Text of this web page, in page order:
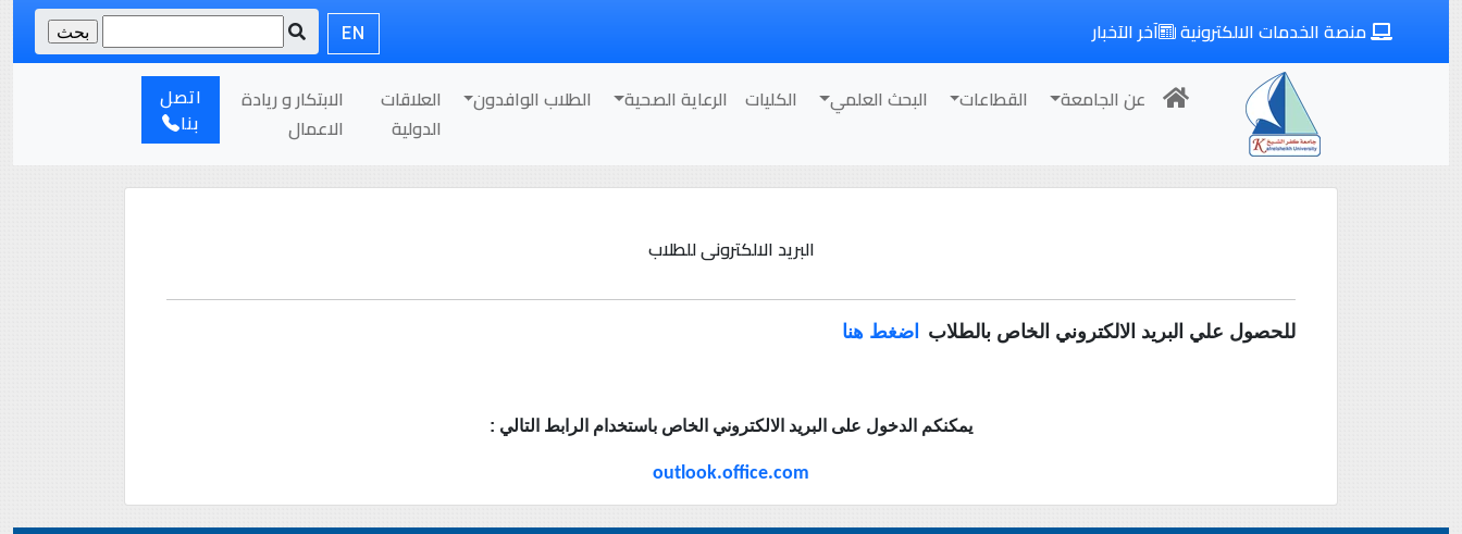
آخر الآخبار منصة الخدمات الالكترونية EN
عن الجامعة القطاعات البحث العلمي الكليات الرعاية الصحية الطلاب الوافدون
العلاقات
الدولية
الابتكار و ريادة
الاعمال
اتصل
بنا
البريد الالكترونى للطلاب
للحصول علي البريد الالكتروني الخاص بالطلاب اضغط هنا
يمكنكم الدخول على البريد الالكتروني الخاص باستخدام الرابط التالي :
outlook.office.com